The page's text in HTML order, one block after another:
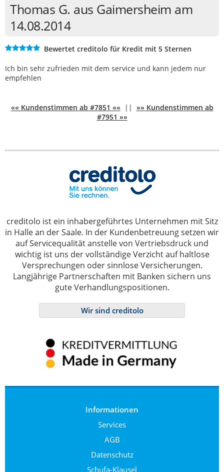
Thomas G. aus Gaimersheim am
14.08.2014
Bewertet creditolo für Kredit mit 5 Sternen
Ich bin sehr zufrieden mit dem service und kann jedem nur
empfehlen
«« Kundenstimmen ab #7851 «« || »» Kundenstimmen ab
#7951 »»
creditolo ist ein inhabergeführtes Unternehmen mit Sitz
in Halle an der Saale. In der Kundenbetreuung setzen wir
auf Servicequalität anstelle von Vertriebsdruck und
wichtig ist uns der vollständige Verzicht auf haltlose
Versprechungen oder sinnlose Versicherungen.
Langjährige Partnerschaften mit Banken sichern uns
gute Verhandlungspositionen.
Wir sind creditolo
Informationen
Services
AGB
Datenschutz
Schufa-Klausel